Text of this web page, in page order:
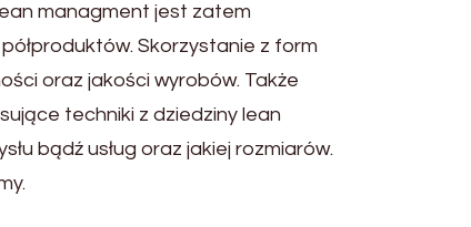
managment jest zatem
Skorzystanie z form
oraz jakości wyrobów. Także
techniki z dziedziny lean
bądź usług oraz jakiej rozmiarów.